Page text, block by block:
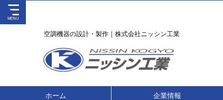
空調機器の設計・製作｜株式会社ニッシン工業
ホーム 企業情報